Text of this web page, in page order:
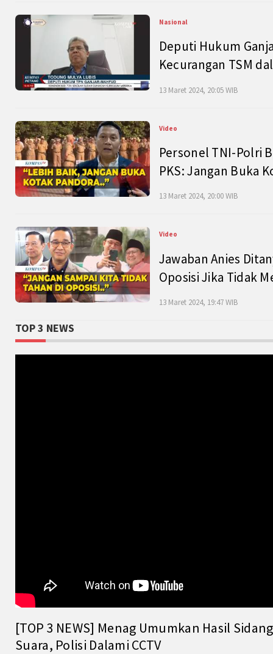
Nasional
Deputi Hukum
Kecurangan TSM
13 Maret 2024, 20:05 WIB
Video
Personel TNI-Polri
PKS: Jangan Buka
13 Maret 2024, 20:00 WIB
Video
Jawaban Anies
Oposisi Jika Tidak
13 Maret 2024, 19:47 WIB
TOP 3 NEWS
[TOP 3 NEWS] Menag Umumkan Hasil
Suara, Polisi Dalami CCTV